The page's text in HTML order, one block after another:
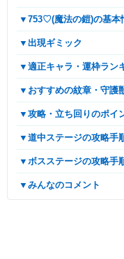
▼753♡(魔法の鎧)の基本
▼出現ギミック
▼適正キャラ・運枠ラン
▼おすすめの紋章・守護
▼攻略・立ち回りのポイ
▼道中ステージの攻略手
▼ボスステージの攻略手
▼みんなのコメント